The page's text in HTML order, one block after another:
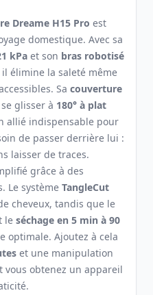
Dreame H15 Pro est
domestique. Avec sa
kPa et son bras robotisé
il élimine la saleté même
Sa couverture
glisser à 180° à plat
allié indispensable pour
de passer derrière lui :
laisser de traces.
grâce à des
Le système TangleCut
cheveux, tandis que le
le séchage en 5 min à 90
optimale. Ajoutez à cela
et une manipulation
vous obtenez un appareil